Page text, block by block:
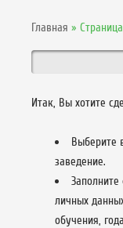
Главная »
Итак, Вы хотите
Выберите
заведение.
личных
обучения,